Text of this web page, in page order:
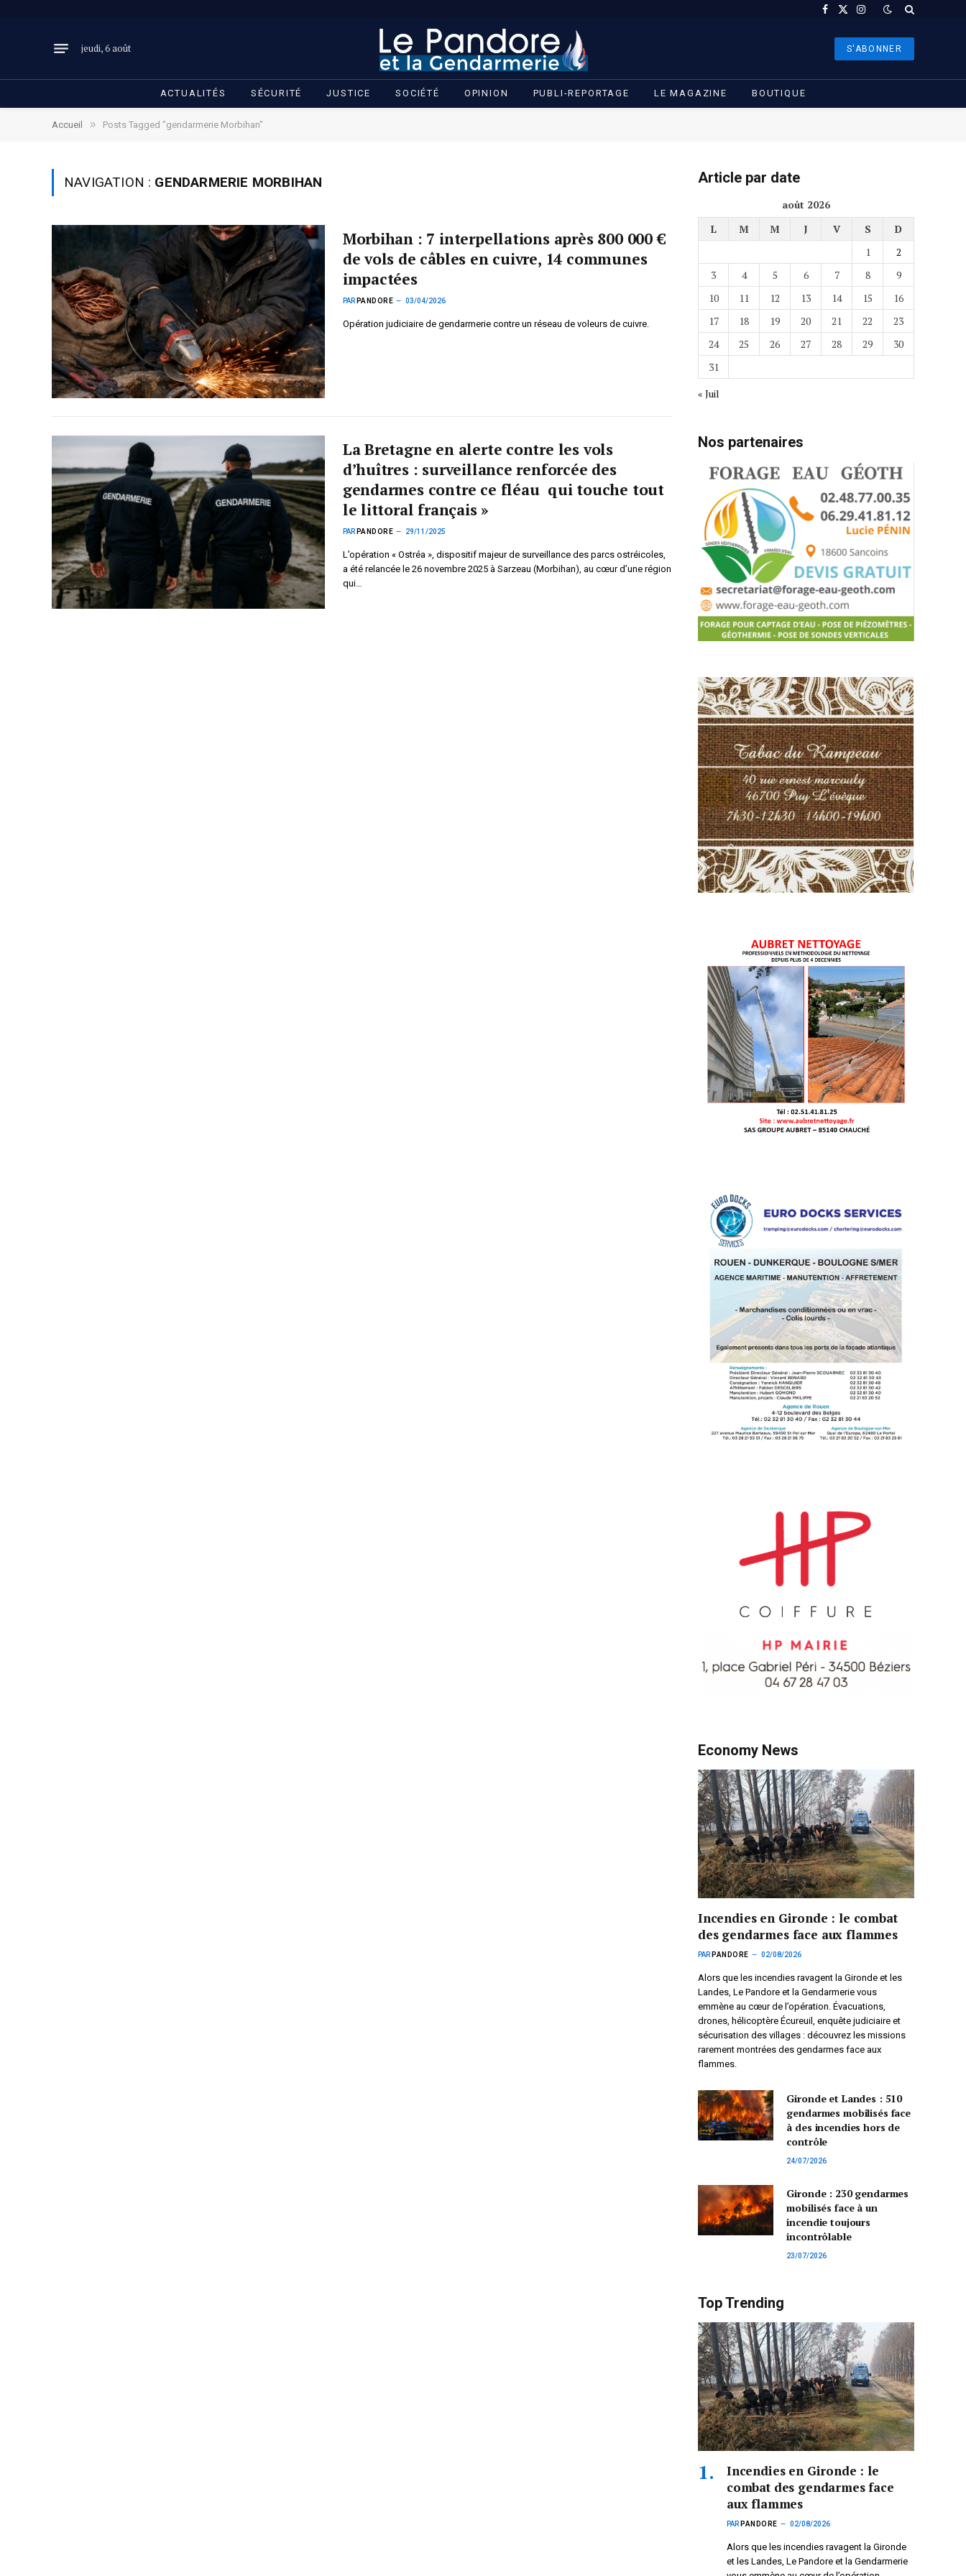
Facebook
X
Instagram
jeudi, 6 août S'ABONNER
ACTUALITÉS SÉCURITÉ JUSTICE SOCIÉTÉ OPINION PUBLI-REPORTAGE LE MAGAZINE BOUTIQUE
Accueil » Posts Tagged "gendarmerie Morbihan"
NAVIGATION : GENDARMERIE MORBIHAN
Morbihan : 7 interpellations après 800 000 €
de vols de câbles en cuivre, 14 communes
impactées
PAR PANDORE 03/04/2026
Opération judiciaire de gendarmerie contre un réseau de voleurs de cuivre.
La Bretagne en alerte contre les vols
d’huîtres : surveillance renforcée des
gendarmes contre ce fléau qui touche tout
le littoral français »
PAR PANDORE 29/11/2025
L’opération « Ostréa », dispositif majeur de surveillance des parcs ostréicoles,
a été relancée le 26 novembre 2025 à Sarzeau (Morbihan), au cœur d’une région
qui…
Article par date
août 2026
L
M M J V S
D
1
2
3
4 5 6 7 8
9
10
11 12 13 14 15
16
17
18 19 20 21 22
23
24
25 26 27 28 29
30
31
« Juil
Nos partenaires
Economy News
Incendies en Gironde : le combat
des gendarmes face aux flammes
PAR PANDORE 02/08/2026
Alors que les incendies ravagent la Gironde et les
Landes, Le Pandore et la Gendarmerie vous
emmène au cœur de l’opération. Évacuations,
drones, hélicoptère Écureuil, enquête judiciaire et
sécurisation des villages : découvrez les missions
rarement montrées des gendarmes face aux
flammes.
Gironde et Landes : 510
gendarmes mobilisés face
à des incendies hors de
contrôle
24/07/2026
Gironde : 230 gendarmes
mobilisés face à un
incendie toujours
incontrôlable
23/07/2026
Top Trending
Incendies en Gironde : le
combat des gendarmes face
aux flammes
PAR PANDORE 02/08/2026
Alors que les incendies ravagent la Gironde
et les Landes, Le Pandore et la Gendarmerie